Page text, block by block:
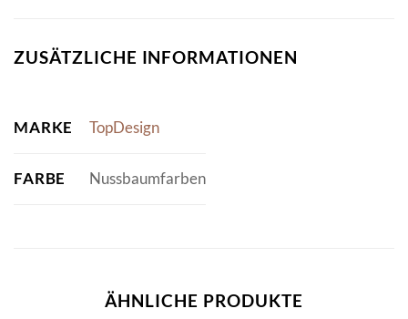
ZUSÄTZLICHE INFORMATIONEN
MARKE TopDesign
FARBE Nussbaumfarben
ÄHNLICHE PRODUKTE